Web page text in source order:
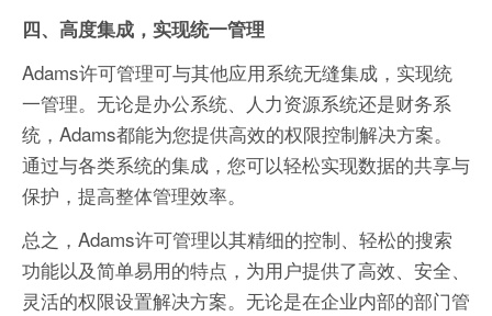
四、高度集成，实现统一管理
Adams许可管理可与其他应用系统无缝集成，实现统
一管理。无论是办公系统、人力资源系统还是财务系
统，Adams都能为您提供高效的权限控制解决方案。
通过与各类系统的集成，您可以轻松实现数据的共享与
保护，提高整体管理效率。
总之，Adams许可管理以其精细的控制、轻松的搜索
功能以及简单易用的特点，为用户提供了高效、安全、
灵活的权限设置解决方案。无论是在企业内部的部门管